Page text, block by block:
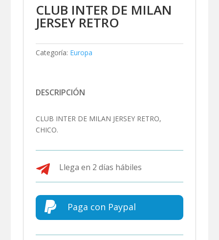
CLUB INTER DE MILAN
JERSEY RETRO
Categoría: Europa
DESCRIPCIÓN
CLUB INTER DE MILAN JERSEY RETRO,
CHICO.
 Llega en 2 días hábiles
 Paga con Paypal